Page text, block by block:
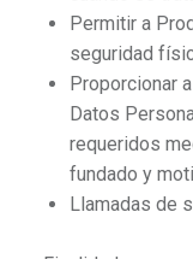
Permitir a
seguridad
Proporcionar
Datos
requeridos
fundado y
Llamadas de